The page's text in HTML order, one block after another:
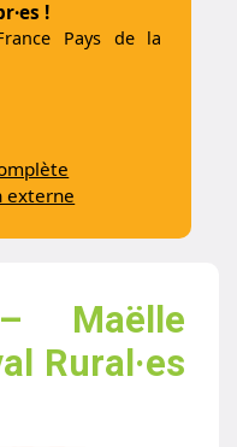
!
Pays de la
externe
Maëlle
Rural·es